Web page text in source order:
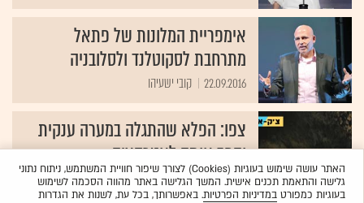
אימפריית המלונות של פתאל
מתרחבת לסקוטלנד ולסלובניה
22.09.2016 קובי ישעיהו
צפו: הפלא שהתגלה במערה ענקית
והפך אותה לאטרקציה
12.08.2016 איתן בייגל
האתר עושה שימוש בעוגיות (Cookies) לצורך שיפור חוויית המשתמש, ניתוח נתוני
גלישה והתאמת תכנים אישית. המשך הגלישה באתר מהווה הסכמה לשימוש
בעוגיות כמפורטבמדיניות הפרטיות. באפשרותך, בכל עת, לשנות את הגדרות